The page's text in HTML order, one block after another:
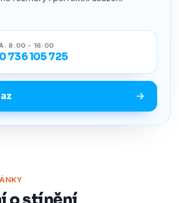
8:00 - 16:00
736 105 725